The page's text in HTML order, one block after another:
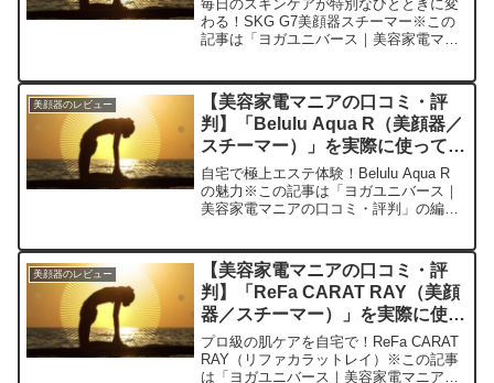
毎日のスキンケアが特別なひとときに変
わる！SKG G7美顔器スチーマー※この
記事は「ヨガユニバース｜美容家電マニ
集部が紹介したいのが「SKG G7美顔器
スチーマー」です...
美顔器のレビュー
【美容家電マニアの口コミ・評
判】「Belulu Aqua R（美顔器／
スチーマー）」を実際に使ってみ
た正直感想
自宅で極上エステ体験！Belulu Aqua R
の魅力※この記事は「ヨガユニバース｜
美容家電マニアの口コミ・評判」の編集
「Belulu Aqua R（ビルル アクア アー...
美顔器のレビュー
【美容家電マニアの口コミ・評
判】「ReFa CARAT RAY（美顔
器／スチーマー）」を実際に使っ
てみた正直感想
プロ級の肌ケアを自宅で！ReFa CARAT
RAY（リファカラットレイ）※この記事
は「ヨガユニバース｜美容家電マニアの